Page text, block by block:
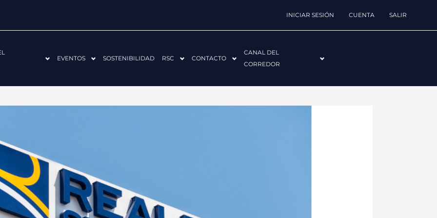
INICIAR SESIÓN CUENTA SALIR
EVENTOS SOSTENIBILIDAD RSC CONTACTO
CANAL DEL
CORREDOR